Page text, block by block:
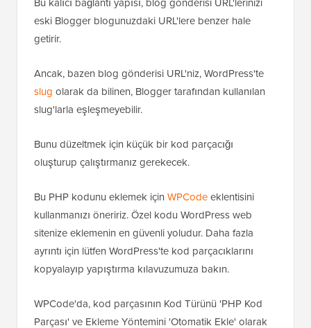
Bu kalıcı bağlantı yapısı, blog gönderisi URL'lerinizi
eski Blogger blogunuzdaki URL'lere benzer hale
getirir.
Ancak, bazen blog gönderisi URL'niz, WordPress'te
slug olarak da bilinen, Blogger tarafından kullanılan
slug'larla eşleşmeyebilir.
Bunu düzeltmek için küçük bir kod parçacığı
oluşturup çalıştırmanız gerekecek.
Bu PHP kodunu eklemek için WPCodeeklentisini
kullanmanızı öneririz. Özel kodu WordPress web
sitenize eklemenin en güvenli yoludur. Daha fazla
ayrıntı için lütfen WordPress'te kod parçacıklarını
kopyalayıp yapıştırma kılavuzumuza bakın.
WPCode'da, kod parçasının Kod Türünü 'PHP Kod
Parçası' ve Ekleme Yöntemini 'Otomatik Ekle' olarak